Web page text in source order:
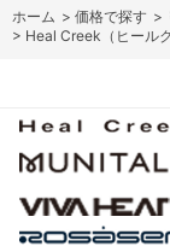
ホーム > 価格で探す >
> Heal Creek（ヒール